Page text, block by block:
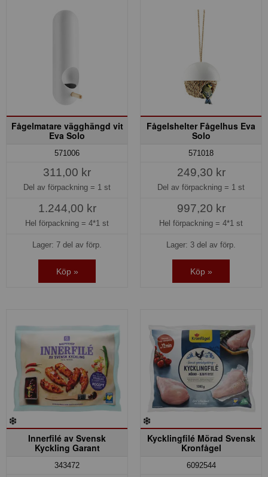
Fågelmatare vägghängd vit
Eva Solo
571006
311,00 kr
Del av förpackning = 1 st
1.244,00 kr
Hel förpackning = 4*1 st
Lager: 7 del av förp.
Köp »
Fågelshelter Fågelhus Eva
Solo
571018
249,30 kr
Del av förpackning = 1 st
997,20 kr
Hel förpackning = 4*1 st
Lager: 3 del av förp.
Köp »
Innerfilé av Svensk
Kyckling Garant
343472
Kycklingfilé Mörad Svensk
Kronfågel
6092544